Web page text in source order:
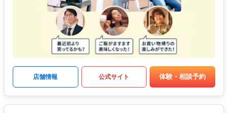
店舗情報 公式サイト 体験・相談予約